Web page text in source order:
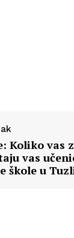
Koliko vas
vas
škole u